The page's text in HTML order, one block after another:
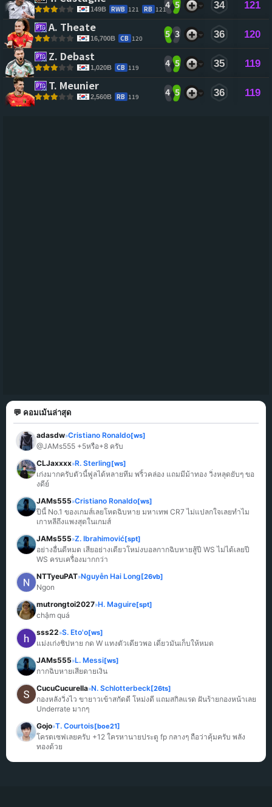
149B RWB 121 RB 1214 5 34 121
A. Theate
16,700B CB 120 5 3 36 120
Z. Debast
1,020B CB 119 4 5 35 119
T. Meunier
2,560B RB 119 4 5 36 119
💬 คอมเม้นล่าสุด
adasdw»Cristiano Ronaldo[ws]
@JAMs555 +5หรือ+8 ครับ
CLJaxxxx»R. Sterling[ws]
เก่งมากครับตัวนี้ฟูลได้หลายทีม พริ้วคล่อง แถมมีม้าทอง วิ่งหลุดยับๆ ขอ
งดีย์
JAMs555»Cristiano Ronaldo[ws]
ปีนี้ No.1 ของเกมส์เลยโหดฉิบหาย มหาเทพ CR7 ไม่แปลกใจเลยทำไม
เกาหลีถึงแพงสุดในเกมส์
JAMs555»Z. Ibrahimović[spt]
อย่างอื่นดีหมด เสียอย่างเดียวโหม่งบอลกากฉิบหายสู้ปี WS ไม่ได้เลยปี
WS ครบเครื่องมากกว่า
NTTyeuPAT»Nguyễn Hai Long[26vb]
Ngon
mutrongtoi2027»H. Maguire[spt]
chậm quá
sss22»S. Eto'o[ws]
แม่งเก่งชิปหาย กด W แทงตัวเดียวพอ เดี๋ยวมันเก็บให้หมด
JAMs555»L. Messi[ws]
กากฉิบหายเสียดายเงิน
CucuCucurella»N. Schlotterbeck[26ts]
กองหลังวิ่งไว ขายาวเข้าสกัดดี โหม่งดี แถมสกิลแรด ฝันร้ายกองหน้าเลย
Underrate มากๆ
Gojo»T. Courtois[boe21]
โครตเซฟเลยครับ +12 ใครหานายประตู fp กลางๆ ถือว่าคุ้มครับ พลัง
ทองด้วย